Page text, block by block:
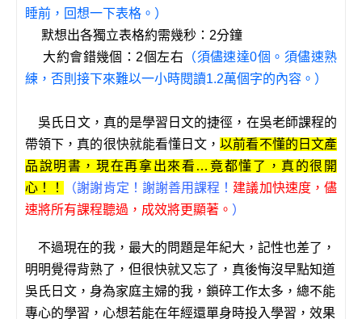
睡前，回想一下表格。）
默想出各獨立表格約需幾秒：2分鐘
大約會錯幾個：2個左右 （須儘速達0個。須儘速熟
練，否則接下來難以一小時閱讀1.2萬個字的內容。）
吳氏日文，真的是學習日文的捷徑，在吳老師課程的
帶領下，真的很快就能看懂日文，以前看不懂的日文產
品說明書，現在再拿出來看…竟都懂了，真的很開
心！！
（謝謝肯定！謝謝善用課程！ 建議加快速度，儘
速將所有課程聽過，成效將更顯著。 ）
不過現在的我，最大的問題是年紀大，記性也差了，
明明覺得背熟了，但很快就又忘了，真後悔沒早點知道
吳氏日文，身為家庭主婦的我，鎖碎工作太多，總不能
專心的學習，心想若能在年經還單身時投入學習，效果